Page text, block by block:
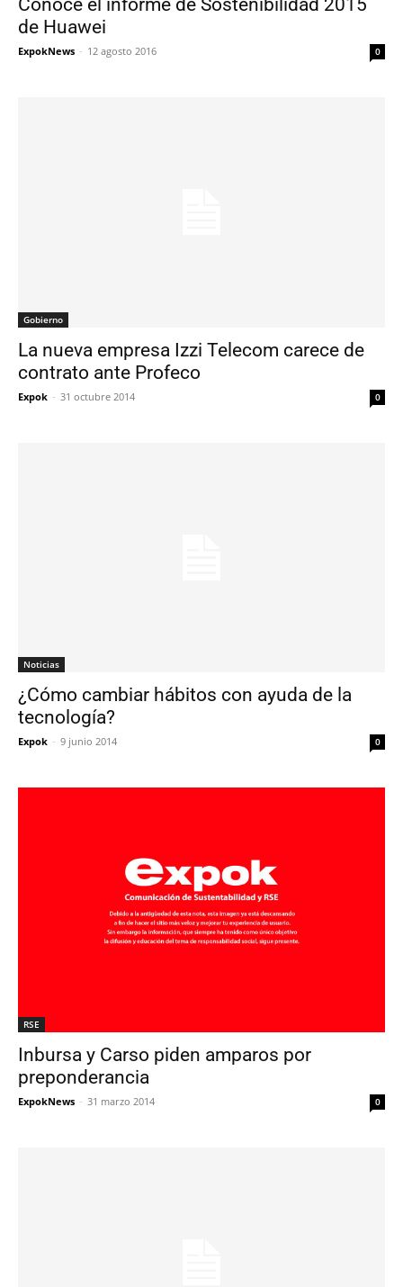
Conoce el informe de Sostenibilidad 2015
de Huawei
ExpokNews - 12 agosto 2016 0
Gobierno
La nueva empresa Izzi Telecom carece de
contrato ante Profeco
Expok - 31 octubre 2014 0
Noticias
¿Cómo cambiar hábitos con ayuda de la
tecnología?
Expok - 9 junio 2014 0
RSE
Inbursa y Carso piden amparos por
preponderancia
ExpokNews - 31 marzo 2014 0